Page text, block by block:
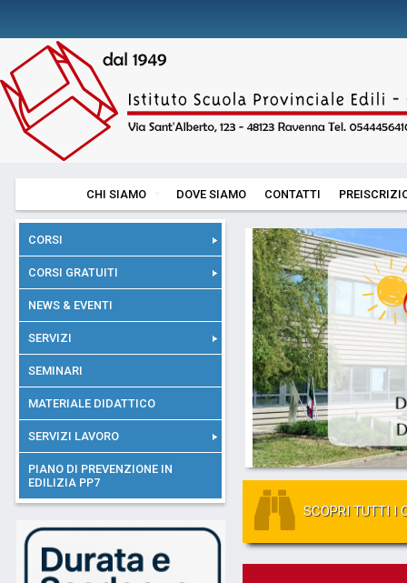
CHI SIAMO DOVE SIAMO CONTATTI
CORSI
CORSI GRATUITI
NEWS & EVENTI
SERVIZI
SEMINARI
MATERIALE DIDATTICO
SERVIZI LAVORO
PIANO DI PREVENZIONE IN
EDILIZIA PP7
SCOPRI TUTTI I